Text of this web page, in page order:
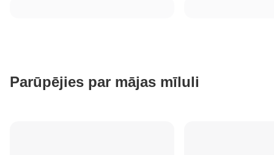
Parūpējies par mājas mīluli